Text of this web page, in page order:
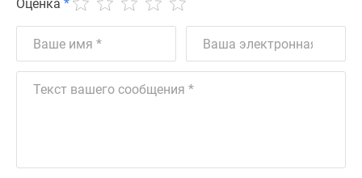
скидками
Видео
Rutube
Оценка *